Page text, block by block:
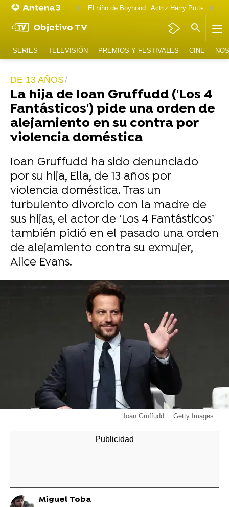
El niño de Boyhood Actriz Harry Potter
Objetivo TV
SERIES TELEVISIÓN PREMIOS Y FESTIVALES CINE
DE 13 AÑOS
La hija de Ioan Gruffudd ('Los 4
Fantásticos') pide una orden de
alejamiento en su contra por
violencia doméstica
Ioan Gruffudd ha sido denunciado
por su hija, Ella, de 13 años por
violencia doméstica. Tras un
turbulento divorcio con la madre de
sus hijas, el actor de ‘Los 4 Fantásticos’
también pidió en el pasado una orden
de alejamiento contra su exmujer,
Alice Evans.
Ioan Gruffudd Getty Images
Miguel Toba